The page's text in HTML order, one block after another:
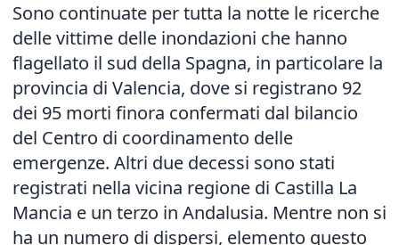
Sono continuate per tutta la notte le ricerche
delle vittime delle inondazioni che hanno
flagellato il sud della Spagna, in particolare la
provincia di Valencia, dove si registrano 92
dei 95 morti finora confermati dal bilancio
del Centro di coordinamento delle
emergenze. Altri due decessi sono stati
registrati nella vicina regione di Castilla La
Mancia e un terzo in Andalusia. Mentre non si
ha un numero di dispersi, elemento questo